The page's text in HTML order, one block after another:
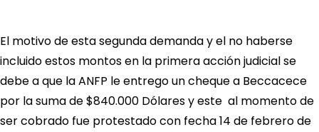
El motivo de esta segunda demanda y el no haberse
incluido estos montos en la primera acción judicial se
debe a que la ANFP le entrego un cheque a Beccacece
por la suma de $840.000 Dólares y este al momento de
ser cobrado fue protestado con fecha 14 de febrero de